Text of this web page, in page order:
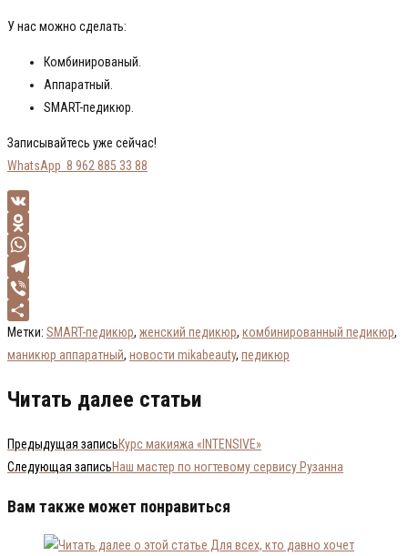
У нас можно сделать:
Комбинированый.
Аппаратный.
SMART-педикюр.
Записывайтесь уже сейчас!
WhatsApp 8 962 885 33 88
VK
Odnoklassniki
WhatsApp
Telegram
Viber
Отправить
Метки: SMART-педикюр, женский педикюр, комбинированный педикюр,
маникюр аппаратный, новости mikabeauty, педикюр
Читать далее статьи
Предыдущая записьКурс макияжа «INTENSIVE»
Следующая записьНаш мастер по ногтевому сервису Рузанна
Вам также может понравиться